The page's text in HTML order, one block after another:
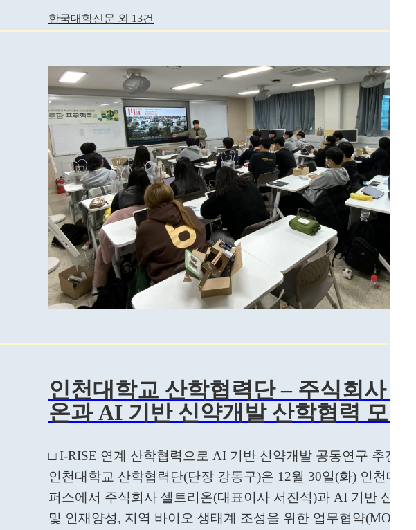
한국대학신문 외 13건
인천대학교 산학협력단 – 주식회사
온과 AI 기반 신약개발 산학협력 모델
□ I-RISE 연계 산학협력으로 AI 기반 신약개발 공동연구 추진
인천대학교 산학협력단(단장 강동구)은 12월 30일(화) 인천대
퍼스에서 주식회사 셀트리온(대표이사 서진석)과 AI 기반 신약
및 인재양성, 지역 바이오 생태계 조성을 위한 업무협약(MOU)